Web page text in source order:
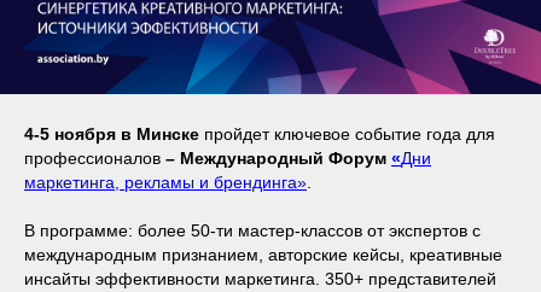
4-5 ноября в Минске пройдет ключевое событие года для
профессионалов – Международный Форум «Дни
маркетинга, рекламы и брендинга»
В программе: более 50-ти мастер-классов от экспертов с
международным признанием, авторские кейсы, креативные
инсайты эффективности маркетинга. 350+ представителей